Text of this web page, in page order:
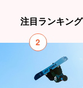
注目ランキング
2